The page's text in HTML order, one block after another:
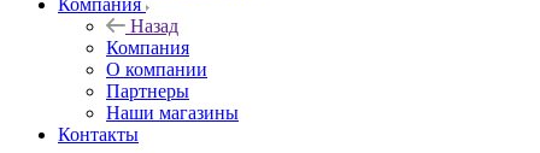
Компания
Назад
Компания
О компании
Партнеры
Наши магазины
Контакты